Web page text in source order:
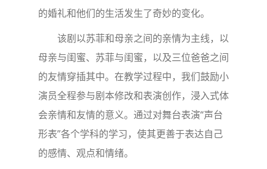
的婚礼和他们的生活发生了奇妙的变化。
该剧以苏菲和母亲之间的亲情为主线，以
母亲与闺蜜、苏菲与闺蜜，以及三位爸爸之间
的友情穿插其中。在教学过程中，我们鼓励小
演员全程参与剧本修改和表演创作，浸入式体
会亲情和友情的意义。通过对舞台表演“声台
形表”各个学科的学习，使其更善于表达自己
的感情、观点和情绪。